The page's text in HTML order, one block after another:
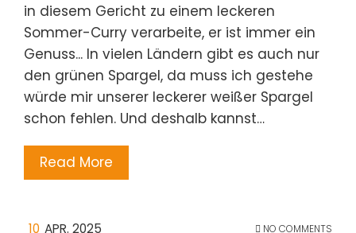
in diesem Gericht zu einem leckeren
Sommer-Curry verarbeite, er ist immer ein
Genuss... In vielen Ländern gibt es auch nur
den grünen Spargel, da muss ich gestehe
würde mir unserer leckerer weißer Spargel
schon fehlen. Und deshalb kannst…
Read More
10 APR. 2025 NO COMMENTS